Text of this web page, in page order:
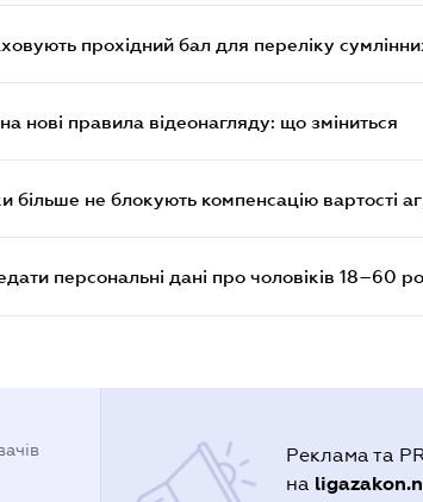
прохідний бал для переліку
нові правила відеонагляду: що зміниться
не блокують компенсацію вартості
персональні дані про чоловіків 18–60
Реклама та
на